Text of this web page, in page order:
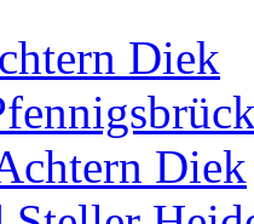
Diek
Diek